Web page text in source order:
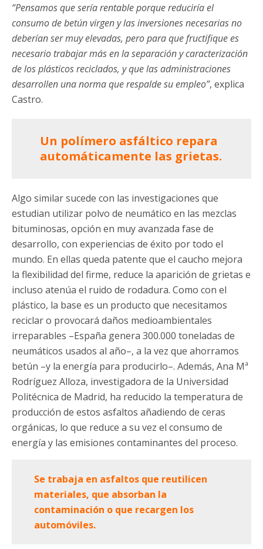
“Pensamos que sería rentable porque reduciría el
consumo de betún virgen y las inversiones necesarias no
deberían ser muy elevadas, pero para que fructifique es
necesario trabajar más en la separación y caracterización
de los plásticos reciclados, y que las administraciones
desarrollen una norma que respalde su empleo”, explica
Castro.
Un polímero asfáltico repara
automáticamente las grietas.
Algo similar sucede con las investigaciones que
estudian utilizar polvo de neumático en las mezclas
bituminosas, opción en muy avanzada fase de
desarrollo, con experiencias de éxito por todo el
mundo. En ellas queda patente que el caucho mejora
la flexibilidad del firme, reduce la aparición de grietas e
incluso atenúa el ruido de rodadura. Como con el
plástico, la base es un producto que necesitamos
reciclar o provocará daños medioambientales
irreparables –España genera 300.000 toneladas de
neumáticos usados al año–, a la vez que ahorramos
betún –y la energía para producirlo–. Además, Ana Mª
Rodríguez Alloza, investigadora de la Universidad
Politécnica de Madrid, ha reducido la temperatura de
producción de estos asfaltos añadiendo de ceras
orgánicas, lo que reduce a su vez el consumo de
energía y las emisiones contaminantes del proceso.
Se trabaja en asfaltos que reutilicen
materiales, que absorban la
contaminación o que recargen los
automóviles.